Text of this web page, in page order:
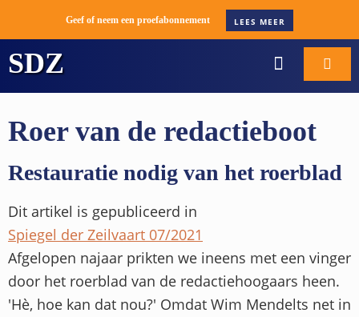
Geef of neem een proefabonnement LEES MEER
SDZ
Roer van de redactieboot
Restauratie nodig van het roerblad
Dit artikel is gepubliceerd in
Spiegel der Zeilvaart 07/2021
Afgelopen najaar prikten we ineens met een vinger
door het roerblad van de redactiehoogaars heen.
'Hè, hoe kan dat nou?' Omdat Wim Mendelts net in